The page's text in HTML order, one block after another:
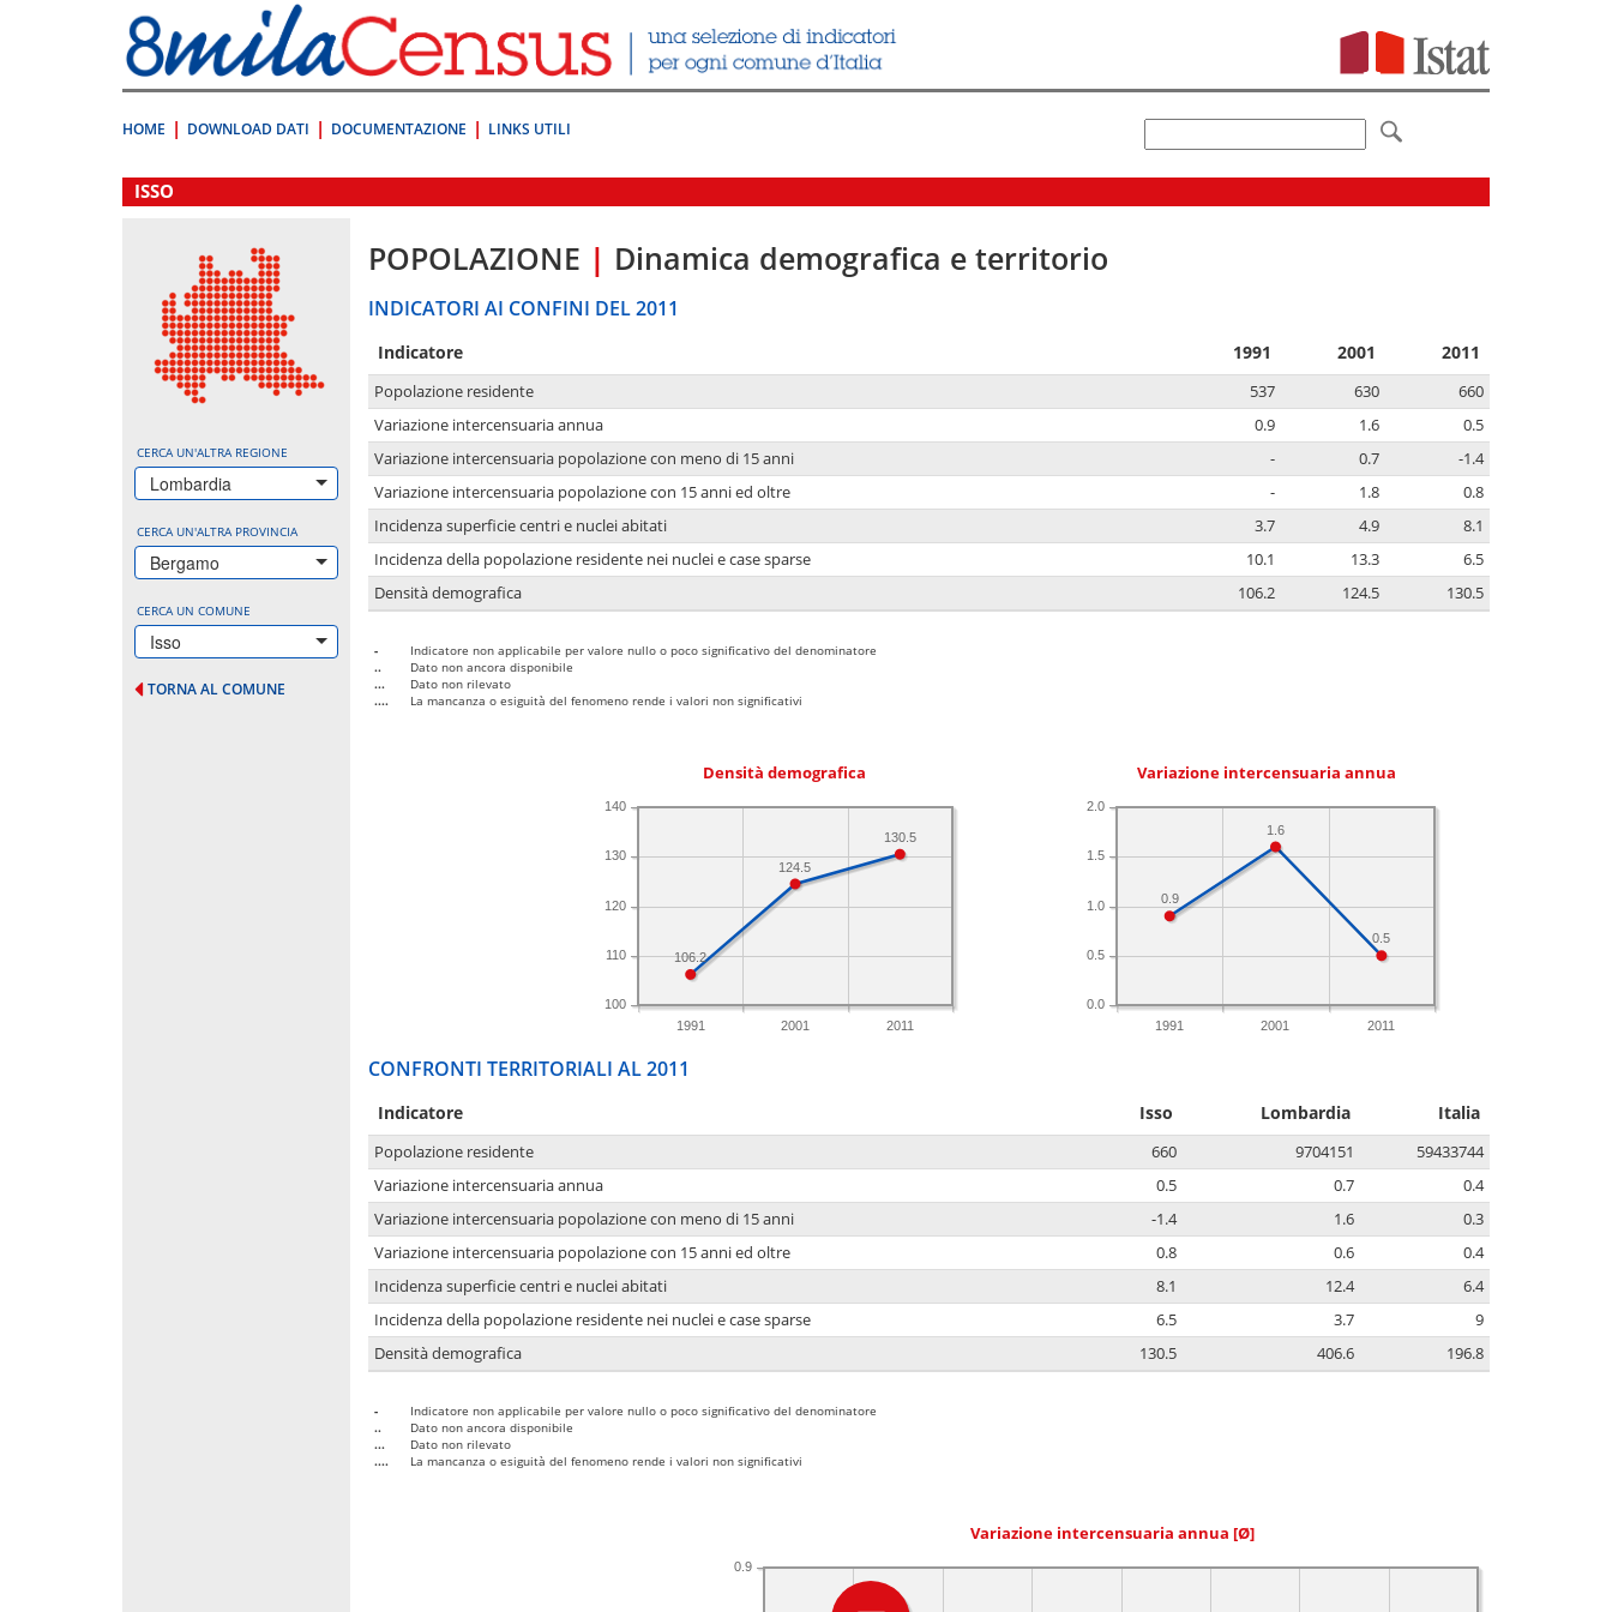
direttamente
a:
Contenuto
HOME DOWNLOAD DATI DOCUMENTAZIONE LINKS UTILI
.
ISSO
CERCA UN'ALTRA REGIONE
Lombardia
CERCA UN'ALTRA PROVINCIA
Bergamo
CERCA UN COMUNE
Isso
TORNA AL COMUNE
POPOLAZIONE | Dinamica demografica e territorio
INDICATORI AI CONFINI DEL 2011
Indicatore 1991 2001 2011
Popolazione residente 537 630
660
Variazione intercensuaria annua
0.9 1.6
0.5
Variazione intercensuaria popolazione con meno di 15 anni
- 0.7
-1.4
Variazione intercensuaria popolazione con 15 anni ed oltre
- 1.8
0.8
Incidenza superficie centri e nuclei abitati
3.7 4.9
8.1
Incidenza della popolazione residente nei nuclei e case sparse
10.1 13.3
6.5
Densità demografica
106.2 124.5 130.5
-
Indicatore non applicabile per valore nullo o poco significativo del denominatore
..
Dato non ancora disponibile
...
Dato non rilevato
....
La mancanza o esiguità del fenomeno rende i valori non significativi
Densità demografica
1991 2001 2011
100
110
120
130
140
130.5
124.5
106.2
Variazione intercensuaria annua
1991 2001 2011
0.0
0.5
1.0
1.5
2.0
0.5
1.6
0.9
CONFRONTI TERRITORIALI AL 2011
Indicatore Isso Lombardia Italia
Popolazione residente 660 9704151
59433744
Variazione intercensuaria annua
0.5 0.7
0.4
Variazione intercensuaria popolazione con meno di 15 anni
-1.4 1.6
0.3
Variazione intercensuaria popolazione con 15 anni ed oltre
0.8 0.6
0.4
Incidenza superficie centri e nuclei abitati
8.1 12.4
6.4
Incidenza della popolazione residente nei nuclei e case sparse
6.5 3.7
9
Densità demografica
130.5 406.6 196.8
-
Indicatore non applicabile per valore nullo o poco significativo del denominatore
..
Dato non ancora disponibile
...
Dato non rilevato
....
La mancanza o esiguità del fenomeno rende i valori non significativi
Variazione intercensuaria annua [Ø]
0.9